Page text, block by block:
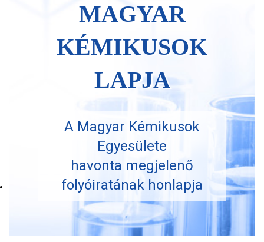
MAGYAR
KÉMIKUSOK
LAPJA
A Magyar Kémikusok
Egyesülete
havonta megjelenő
folyóiratának honlapja